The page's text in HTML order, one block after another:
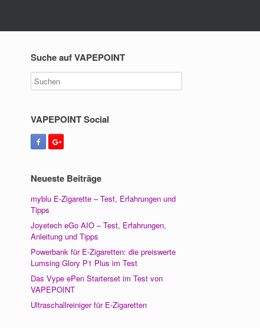
Suche auf VAPEPOINT
VAPEPOINT Social
Neueste Beiträge
myblu E-Zigarette – Test, Erfahrungen und
Tipps
Joyetech eGo AIO – Test, Erfahrungen,
Anleitung und Tipps
Powerbank für E-Zigaretten: die preiswerte
Lumsing Glory P1 Plus im Test
Das Vype ePen Starterset im Test von
VAPEPOINT
Ultraschallreiniger für E-Zigaretten